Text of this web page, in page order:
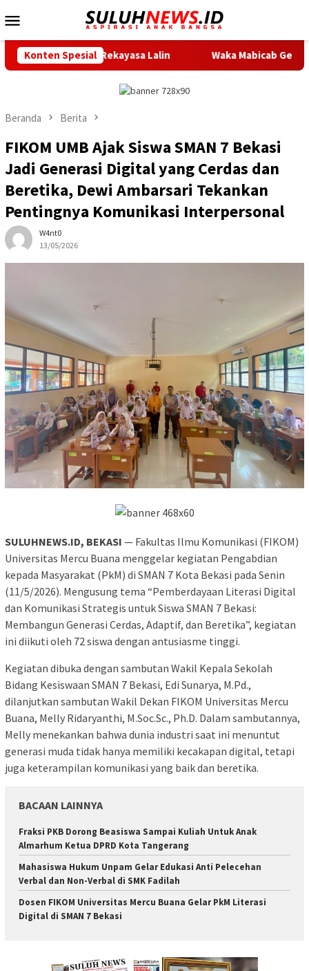
ke
Mobile
Konten Spesial
Rekayasa Lalin Waka Mabicab Gerakan Pramuka
Beranda Berita
FIKOM UMB Ajak Siswa SMAN 7 Bekasi
Jadi Generasi Digital yang Cerdas dan
Beretika, Dewi Ambarsari Tekankan
Pentingnya Komunikasi Interpersonal
W4nt0
13/05/2026
SULUHNEWS.ID, BEKASI — Fakultas Ilmu Komunikasi (FIKOM)
Universitas Mercu Buana menggelar kegiatan Pengabdian
kepada Masyarakat (PkM) di SMAN 7 Kota Bekasi pada Senin
(11/5/2026). Mengusung tema “Pemberdayaan Literasi Digital
dan Komunikasi Strategis untuk Siswa SMAN 7 Bekasi:
Membangun Generasi Cerdas, Adaptif, dan Beretika”, kegiatan
ini diikuti oleh 72 siswa dengan antusiasme tinggi.
Kegiatan dibuka dengan sambutan Wakil Kepala Sekolah
Bidang Kesiswaan SMAN 7 Bekasi, Edi Sunarya, M.Pd.,
dilanjutkan sambutan Wakil Dekan FIKOM Universitas Mercu
Buana, Melly Ridaryanthi, M.Soc.Sc., Ph.D. Dalam sambutannya,
Melly menekankan bahwa dunia industri saat ini menuntut
generasi muda tidak hanya memiliki kecakapan digital, tetapi
juga keterampilan komunikasi yang baik dan beretika.
BACAAN LAINNYA
Fraksi PKB Dorong Beasiswa Sampai Kuliah Untuk Anak
Almarhum Ketua DPRD Kota Tangerang
Mahasiswa Hukum Unpam Gelar Edukasi Anti Pelecehan
Verbal dan Non-Verbal di SMK Fadilah
Dosen FIKOM Universitas Mercu Buana Gelar PkM Literasi
Digital di SMAN 7 Bekasi